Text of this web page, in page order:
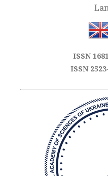
ISSN
ISSN